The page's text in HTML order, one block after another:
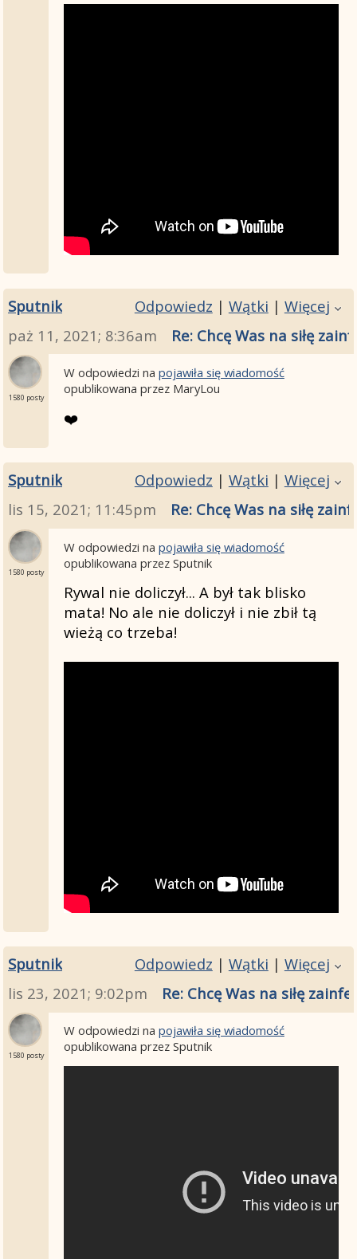
Sputnik Odpowiedz | Wątki | Więcej
paż 11, 2021; 8:36am
Re: Chcę Was na siłę
1580 posty
W odpowiedzi na pojawiła się wiadomość
opublikowana przez MaryLou
❤️
Sputnik Odpowiedz | Wątki | Więcej
lis 15, 2021; 11:45pm
Re: Chcę Was na siłę
1580 posty
W odpowiedzi na pojawiła się wiadomość
opublikowana przez Sputnik
Rywal nie doliczył... A był tak blisko
mata! No ale nie doliczył i nie zbił tą
wieżą co trzeba!
Sputnik Odpowiedz | Wątki | Więcej
lis 23, 2021; 9:02pm
Re: Chcę Was na siłę
1580 posty
W odpowiedzi na pojawiła się wiadomość
opublikowana przez Sputnik